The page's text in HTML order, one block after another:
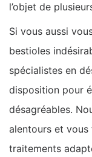
l’objet de
Si vous aussi
bestioles
spécialistes en
disposition pour
désagréables.
alentours et vous
traitements